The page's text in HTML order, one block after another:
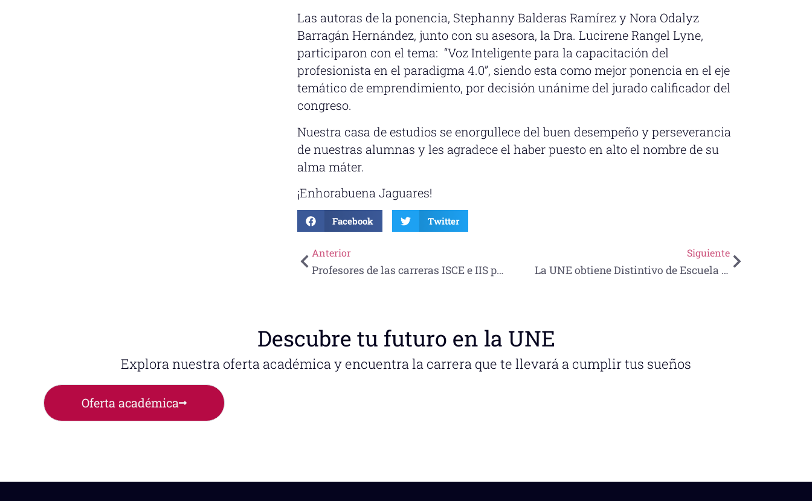
Las autoras de la ponencia, Stephanny Balderas Ramírez y Nora Odalyz
Barragán Hernández, junto con su asesora, la Dra. Lucirene Rangel Lyne,
participaron con el tema: “Voz Inteligente para la capacitación del
profesionista en el paradigma 4.0”, siendo esta como mejor ponencia en el eje
temático de emprendimiento, por decisión unánime del jurado calificador del
congreso.
Nuestra casa de estudios se enorgullece del buen desempeño y perseverancia
de nuestras alumnas y les agradece el haber puesto en alto el nombre de su
alma máter.
¡Enhorabuena Jaguares!
Facebook Twitter
Anterior
Profesores de las carreras ISCE e IIS participan en el XVLIII Conferencia Nacional de Ingeniería de la ANFEI
Siguiente
La UNE obtiene Distintivo de Escuela Segura
Descubre tu futuro en la UNE
Explora nuestra oferta académica y encuentra la carrera que te llevará a cumplir tus sueños
Oferta académica